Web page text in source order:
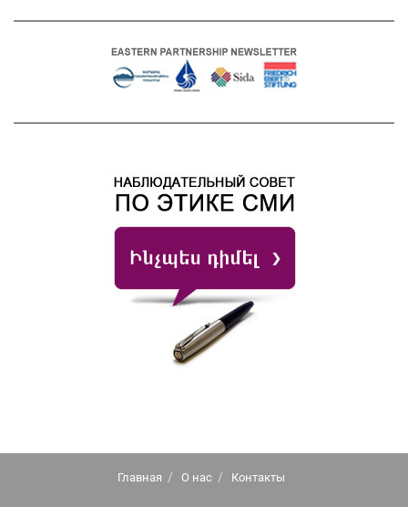
Главная О нас Контакты